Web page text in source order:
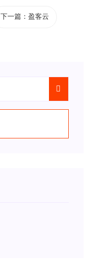
下一篇： 盈客云